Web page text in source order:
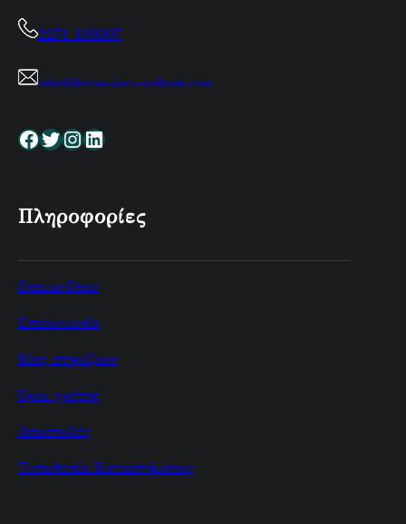
2271 100307
info@denise-deco-website.com
Facebook Twitter InstagramLinkedin
Πληροφορίες
Denise-Deco
Επικοινωνία
Μας στηρίζουν
Όροι χρήσης
Αποστολές
Τοποθεσία Καταστήματος